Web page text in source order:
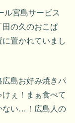
ル宮島サービス
田の久のおこぱ
置かれていまし
島お好み焼きパ
ぇ！まぁ食べて
ない…！広島人の